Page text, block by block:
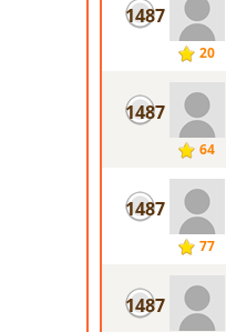
1487
20
1487
64
1487
77
1487